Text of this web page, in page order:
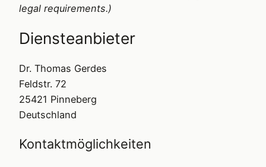
legal requirements.)
Diensteanbieter
Dr. Thomas Gerdes
Feldstr. 72
25421 Pinneberg
Deutschland
Kontaktmöglichkeiten